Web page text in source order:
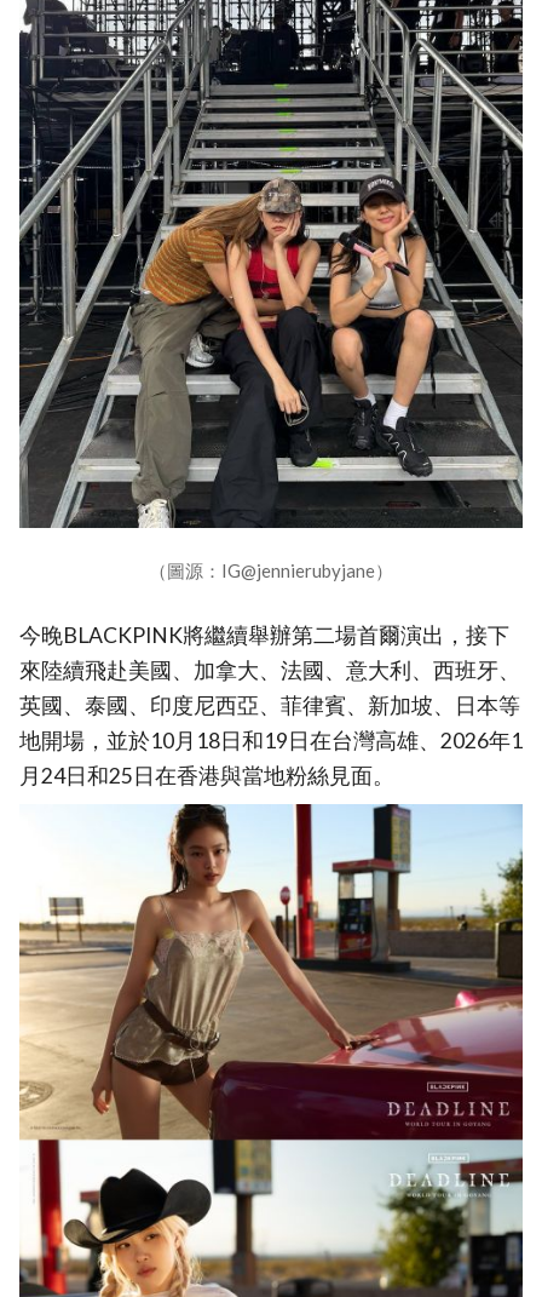
（圖源：IG@jennierubyjane）
今晚BLACKPINK將繼續舉辦第二場首爾演出，接下
來陸續飛赴美國、加拿大、法國、意大利、西班牙、
英國、泰國、印度尼西亞、菲律賓、新加坡、日本等
地開場，並於10月18日和19日在台灣高雄、2026年1
月24日和25日在香港與當地粉絲見面。